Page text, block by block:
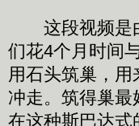
这段视频是由
们花4个月时间
用石头筑巢，
冲走。筑得巢
在这种斯巴达式